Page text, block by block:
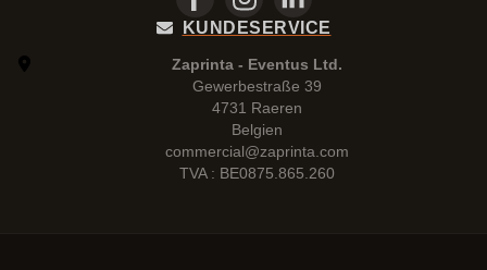
KUNDESERVICE
Zaprinta - Eventus Ltd.
Gewerbestraße 39
4731 Raeren
Belgien
commercial@zaprinta.com
TVA : BE0875.865.260